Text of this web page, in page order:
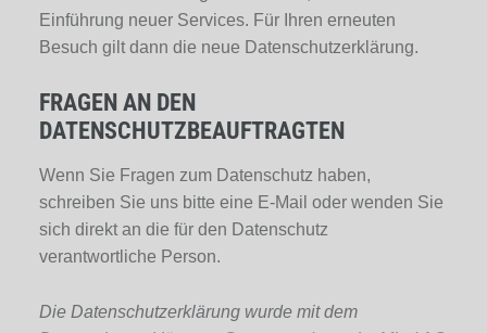
Einführung neuer Services. Für Ihren erneuten
Besuch gilt dann die neue Datenschutzerklärung.
FRAGEN AN DEN
DATENSCHUTZBEAUFTRAGTEN
Wenn Sie Fragen zum Datenschutz haben,
schreiben Sie uns bitte eine E-Mail oder wenden Sie
sich direkt an die für den Datenschutz
verantwortliche Person.
Die Datenschutzerklärung wurde mit dem